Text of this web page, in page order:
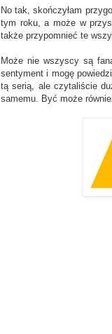
No tak, skończyłam
tym roku, a może w
także przypomnieć te
Może nie wszyscy są
sentyment i mogę
tą serią, ale czytaliście
samemu. Być może